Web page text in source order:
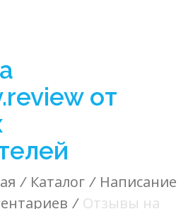
от
/ Каталог / Написание
/ Отзывы на